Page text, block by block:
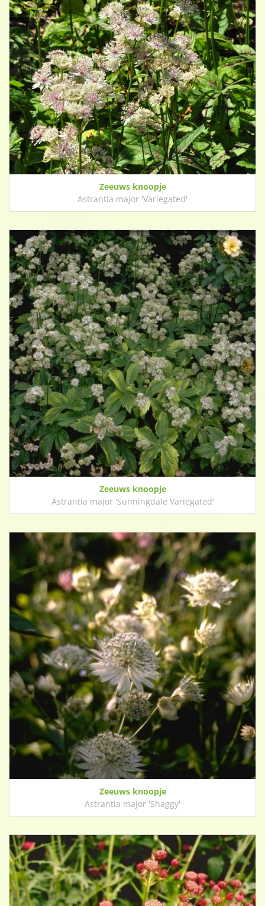
Zeeuws knoopje
Astrantia major 'Variegated'
Zeeuws knoopje
Astrantia major 'Sunningdale Variegated'
Zeeuws knoopje
Astrantia major 'Shaggy'